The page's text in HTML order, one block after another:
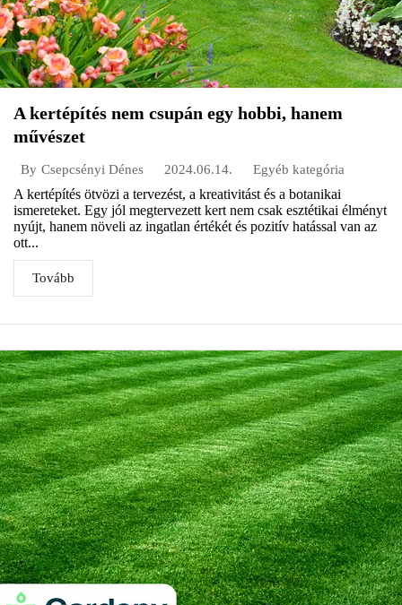
A kertépítés nem csupán egy hobbi, hanem
művészet
By Csepcsényi Dénes 2024.06.14. Egyéb kategória
A kertépítés ötvözi a tervezést, a kreativitást és a botanikai
ismereteket. Egy jól megtervezett kert nem csak esztétikai élményt
nyújt, hanem növeli az ingatlan értékét és pozitív hatással van az
ott...
Tovább